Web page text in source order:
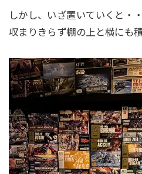
しかし、いざ置いていくと・
収まりきらず棚の上と横にも